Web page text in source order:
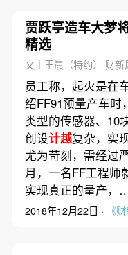
贾跃亭造车大梦
精选
文｜王晨（特约） 财新
员工称，起火是在
绍FF91预量产车时
类型的传感器、10
创设计越复杂，实
尤为苛刻，需经过
月，一名FF工程师
实现真正的量产
2018年12月22日 · 《